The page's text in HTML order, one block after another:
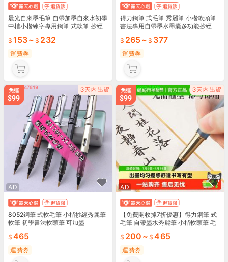
晨光自來墨毛筆 自帶加墨自來水初學
中楷小楷練字專用鋼筆 式軟筆 抄經
153~ 232
運費券
得力鋼筆 式毛筆 秀麗筆 小楷軟頭筆
書法專用自帶墨水墨囊多功能抄經
265~ 377
運費券
AD
8052鋼筆 式軟毛筆 小楷抄經秀麗筆
軟筆 初學書法軟頭筆 可加墨
465
運費券
AD
【免費開收據7折優惠】得力鋼筆 式
毛筆 自帶墨水秀麗筆 小楷軟頭筆 毛
200 ~ 465
運費券